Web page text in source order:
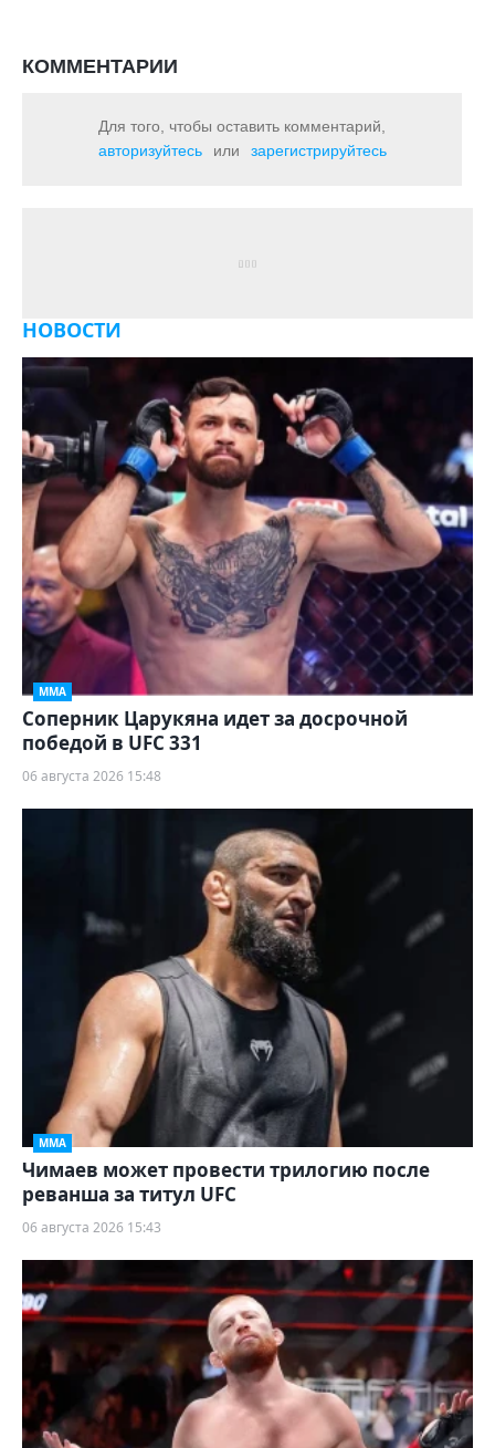
КОММЕНТАРИИ
Для того, чтобы оставить комментарий,
авторизуйтесь
или зарегистрируйтесь
НОВОСТИ
ММА
Соперник Царукяна идет за досрочной
победой в UFC 331
06 августа 2026 15:48
ММА
Чимаев может провести трилогию после
реванша за титул UFC
06 августа 2026 15:43